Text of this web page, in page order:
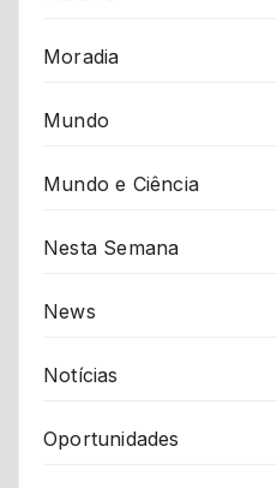
Moradia
Mundo
Mundo e Ciência
Nesta Semana
News
Notícias
Oportunidades